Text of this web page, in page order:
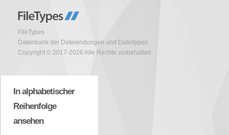
FileTypes
Datenbank der Dateiendungen und Dateitypen
Copyright © 2017-2026 Alle Rechte vorbehalten
In alphabetischer
Reihenfolge
ansehen